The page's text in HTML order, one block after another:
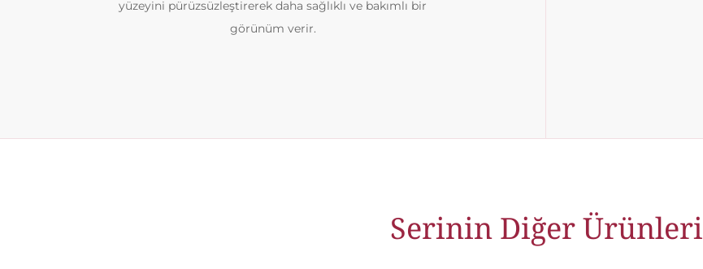
yüzeyini pürüzsüzleştirerek daha sağlıklı ve bakımlı bir
görünüm verir.
Serinin Diğer Ürünleri